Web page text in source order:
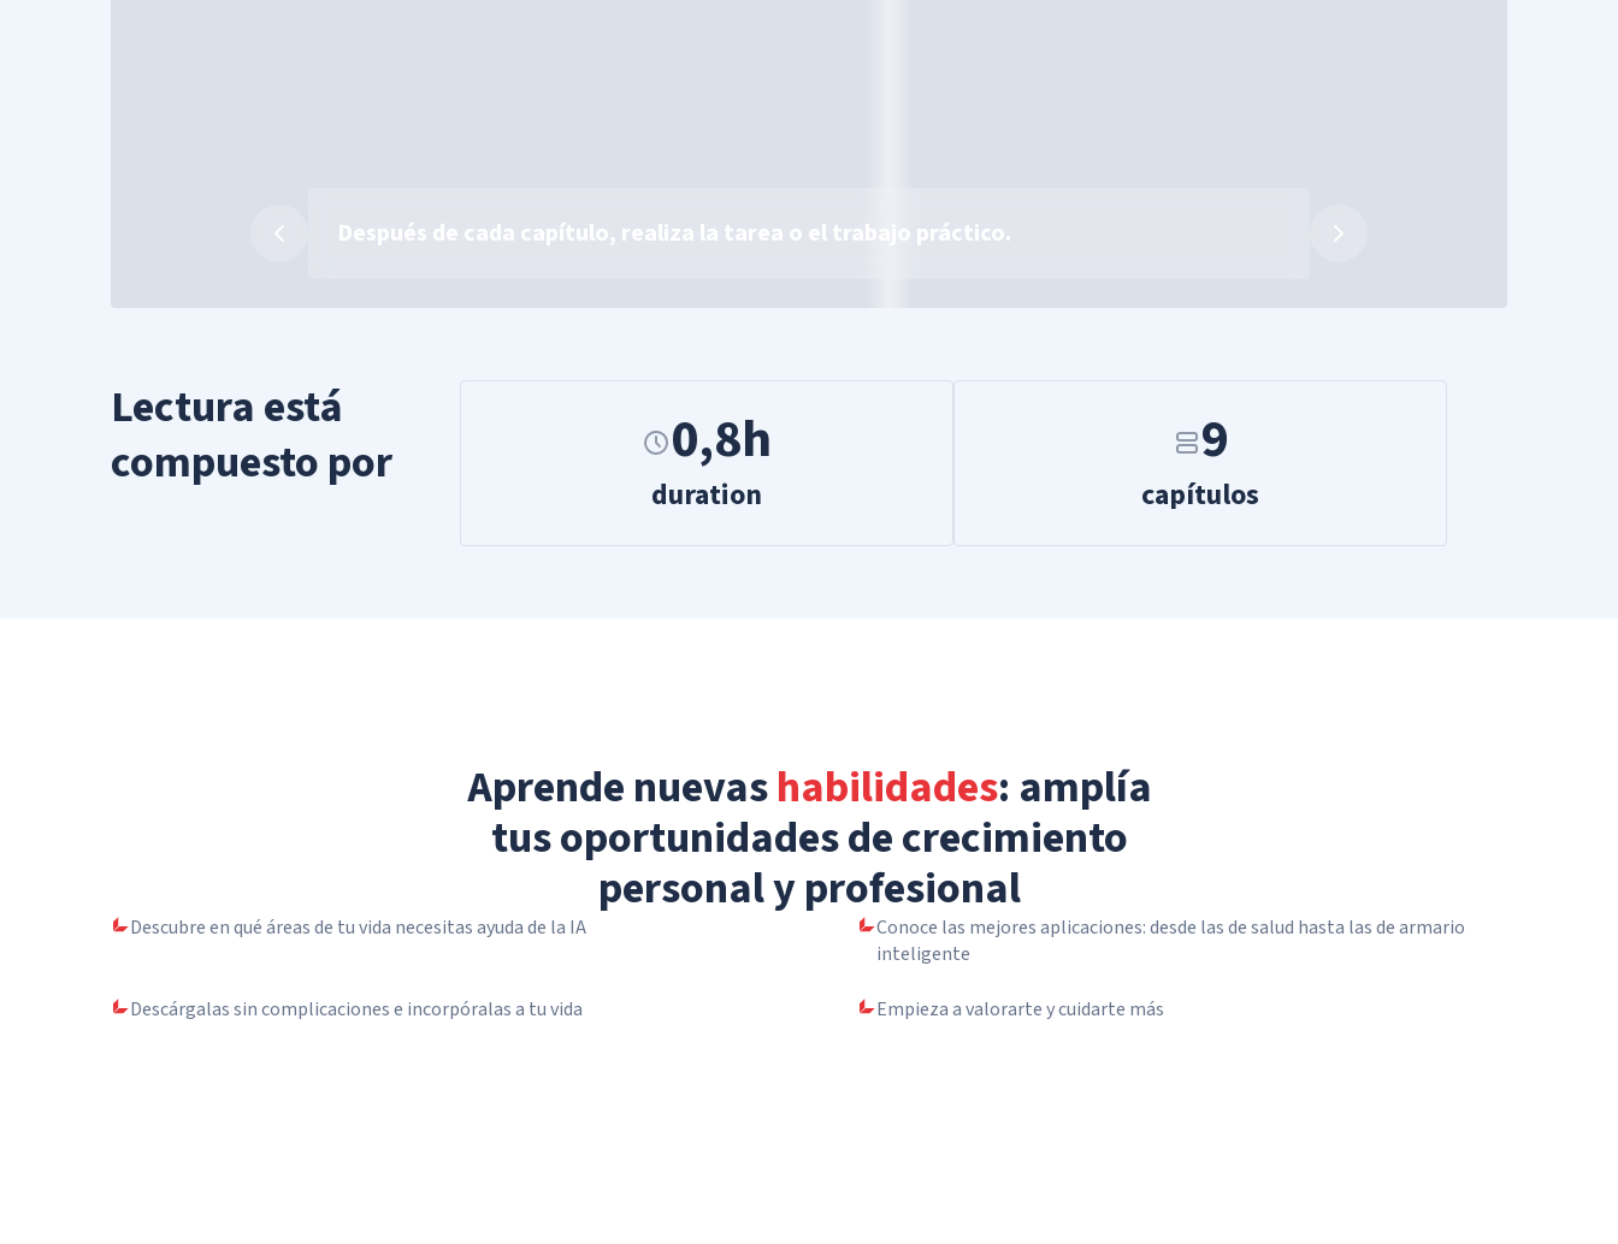
Después de cada capítulo, realiza la tarea o el trabajo práctico.
Lectura está
compuesto por
0,8h
duration
9
capítulos
Aprende nuevashabilidades: amplía
tus oportunidades de crecimiento
personal y profesional
Descubre en qué áreas de tu vida necesitas ayuda de la IA
Conoce las mejores aplicaciones: desde las de salud hasta las de armario
inteligente
Descárgalas sin complicaciones e incorpóralas a tu vida Empieza a valorarte y cuidarte más